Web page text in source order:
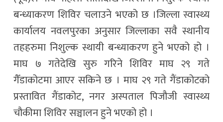
बन्ध्याकरण शिविर चलाउने भएको छ ।जिल्ला स्वास्थ्य
कार्यालय नवलपुरका अनुसार जिल्लाका सवै स्थानीय
तहहरुमा निशुल्क स्थायी बन्ध्याकरण हुने भएको हो ।
माघ ७ गतेदेखि सुरु गरिने शिविर माघ २९ गते
गैँडाकोटमा आएर सकिने छ । माघ २९ गते गैंडाकोटको
प्रस्तावित गैंडाकोट, नगर अस्पताल पिजौजी स्वास्थ्य
चौकीमा शिविर सञ्चालन हुने भएको हो ।